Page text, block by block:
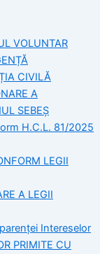
VOLUNTAR
CIVILĂ
A
SEBEȘ
H.C.L. 81/2025
LEGII
A LEGII
Intereselor
PRIMITE CU